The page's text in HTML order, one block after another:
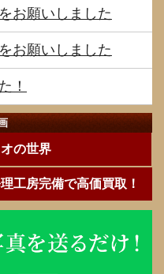
お願いしました
お願いしました
！
の世界
工房完備で高価買取！